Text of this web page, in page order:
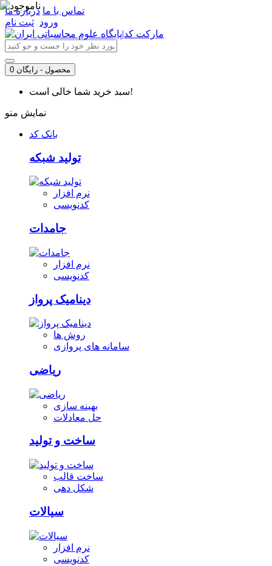
تماس با ما درباره ما
ورود ثبت نام
0 محصول - رایگان
سبد خرید شما خالی است!
نمایش منو
بانک کد
تولید شبکه
نرم افزار
کدنویسی
جامدات
نرم افزار
کدنویسی
دینامیک پرواز
روش ها
سامانه های پروازی
ریاضی
بهینه سازی
حل معادلات
ساخت و تولید
ساخت قالب
شکل دهی
سیالات
نرم افزار
کدنویسی